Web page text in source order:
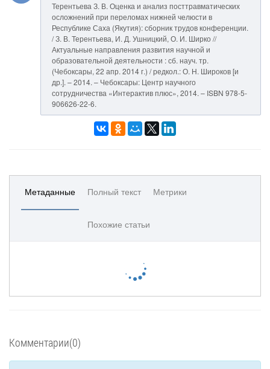
Терентьева З. В. Оценка и анализ посттравматических
осложнений при переломах нижней челюсти в
Республике Саха (Якутия): сборник трудов конференции.
/ З. В. Терентьева, И. Д. Ушницкий, О. И. Ширко //
Актуальные направления развития научной и
образовательной деятельности : сб. науч. тр.
(Чебоксары, 22 апр. 2014 г.) / редкол.: О. Н. Широков [и
др.]. – 2014. – Чебоксары: Центр научного
сотрудничества «Интерактив плюс», 2014. – ISBN 978-5-
906626-22-6.
Метаданные Полный текст Метрики
Похожие статьи
Комментарии(0)